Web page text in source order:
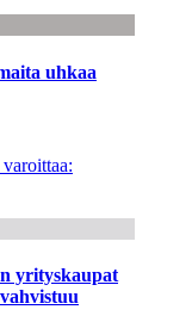
uhkaa
yrityskaupat